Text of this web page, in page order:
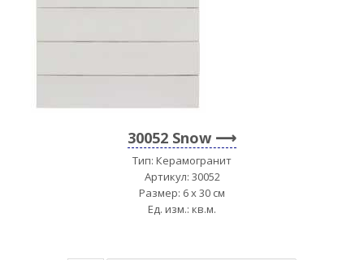
30052 Snow
Тип: Керамогранит
Артикул: 30052
Размер: 6 x 30 см
Ед. изм.: кв.м.